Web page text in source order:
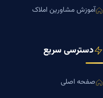
آموزش مشاورین املاک
دسترسی سریع
صفحه اصلی